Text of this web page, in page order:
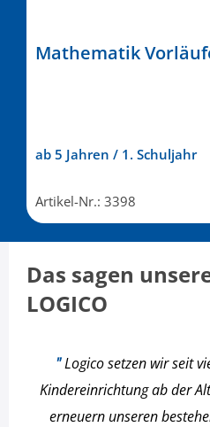
Mathematik
ab 5 Jahren / 1. Schuljahr
Artikel-Nr.: 3398
Das sagen
LOGICO
"Logico setzen wir seit
Kindereinrichtung ab der
erneuern unseren